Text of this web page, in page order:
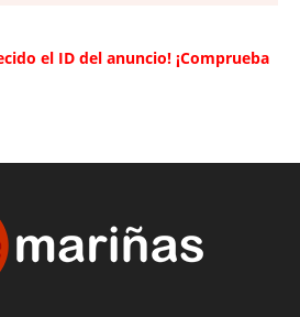
el ID del anuncio! ¡Comprueba